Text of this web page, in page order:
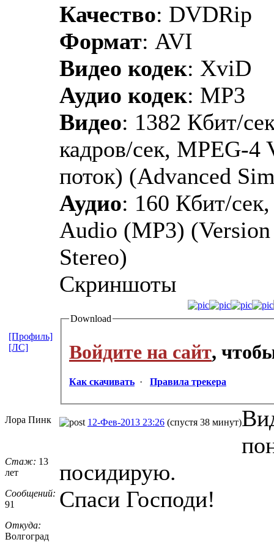
Качество: DVDRip
Формат: AVI
Видео кодек: XviD
Аудио кодек: MP3
Видео: 1382 Кбит/
кадров/сек, MPEG-
поток) (Advanced
Аудио: 160 Кбит/
Audio (MP3)
Stereo)
Скриншоты
Download
Войдите на сайт,
Как скачивать · Правила трекера
[Профиль]
[ЛС]
Лора Пинк
Стаж: 13
лет
Сообщений:
91
Откуда:
Волгоград
12-Фев-2013 23:26 (спустя 38 минут)
посидирую.
Спаси Господи!